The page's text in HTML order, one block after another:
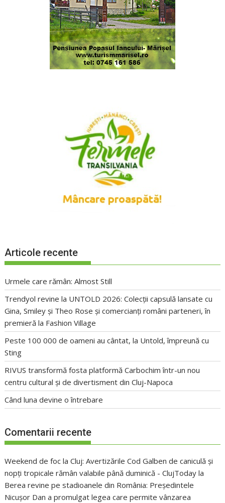
Articole recente
Urmele care rămân: Almost Still
Trendyol revine la UNTOLD 2026: Colecții capsulă lansate cu
Gina, Smiley și Theo Rose și comercianți români parteneri, în
premieră la Fashion Village
Peste 100 000 de oameni au cântat, la Untold, împreună cu
Sting
RIVUS transformă fosta platformă Carbochim într-un nou
centru cultural și de divertisment din Cluj-Napoca
Când luna devine o întrebare
Comentarii recente
Weekend de foc la Cluj: Avertizările Cod Galben de caniculă și
nopți tropicale rămân valabile până duminică - ClujToday la
Berea revine pe stadioanele din România: Președintele
Nicușor Dan a promulgat legea care permite vânzarea